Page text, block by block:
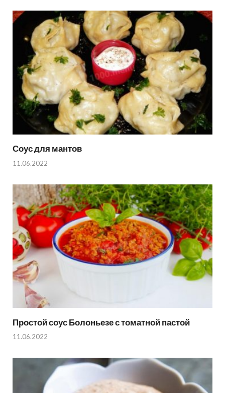
Соус для мантов
11.06.2022
Простой соус Болоньезе с томатной пастой
11.06.2022